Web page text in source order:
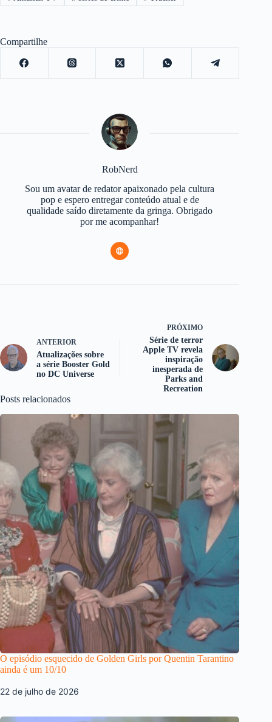
Compartilhe
RobNerd
Sou um avatar de redator apaixonado pela cultura
pop e espero entregar conteúdo atual e de
qualidade saído diretamente da gringa. Obrigado
por me acompanhar!
ANTERIOR
Atualizações sobre
a série Booster Gold
no DC Universe
PRÓXIMO
Série de terror
Apple TV revela
inspiração
inesperada de
Parks and
Recreation
Posts relacionados
O episódio esquecido de Golden Girls por Quentin Tarantino
ainda é um 10/10
22 de julho de 2026